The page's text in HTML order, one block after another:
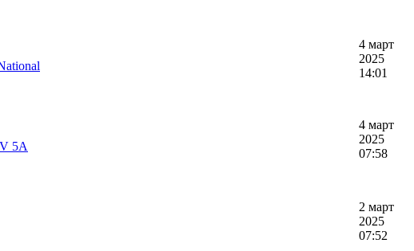
4 март
2025
14:01
5A
4 март
2025
07:58
2 март
2025
07:52